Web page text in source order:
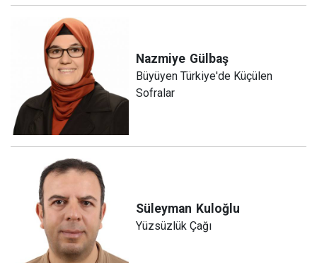
Nazmiye Gülbaş
Büyüyen Türkiye'de Küçülen
Sofralar
Süleyman Kuloğlu
Yüzsüzlük Çağı